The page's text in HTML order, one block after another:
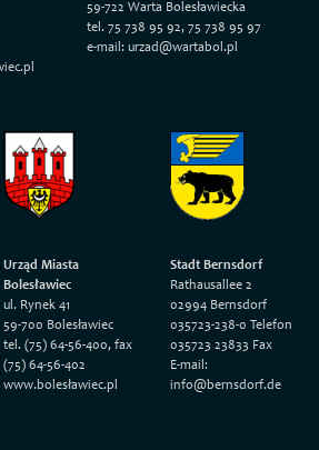
59-722 Warta Bolesławiecka
tel. 75 738 95 92, 75 738 95 97
e-mail: urzad@wartabol.pl
Urząd Miasta
Bolesławiec
ul. Rynek 41
59-700 Bolesławiec
tel. (75) 64-56-400, fax
(75) 64-56-402
www.bolesławiec.pl
Stadt Bernsdorf
Rathausallee 2
02994 Bernsdorf
035723-238-0 Telefon
035723 23833 Fax
E-mail:
info@bernsdorf.de